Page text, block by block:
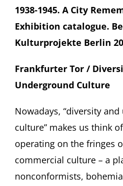
1938-1945. A City
Exhibition catalogue.
Kulturprojekte Berlin
Frankfurter Tor /
Underground Culture
Nowadays, “diversity
culture” makes us think
operating on the fringes
commercial culture – a
nonconformists,